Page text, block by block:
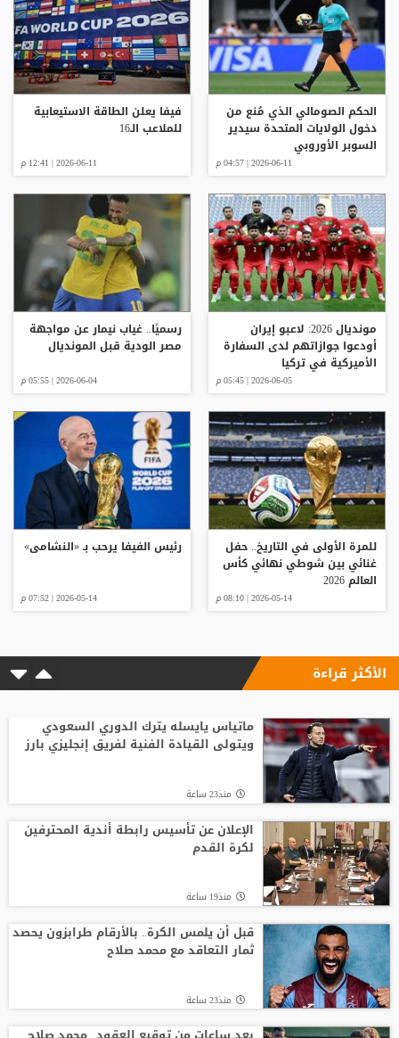
الحكم الصومالي الذي مُنع من
دخول الولايات المتحدة سيدير
السوبر الأوروبي
2026-06-11 | 04:57 م
فيفا يعلن الطاقة الاستيعابية
للملاعب الـ16
2026-06-11 | 12:41 م
مونديال 2026: لاعبو إيران
أودعوا جوازاتهم لدى السفارة
الأميركية في تركيا
2026-06-05 | 05:45 م
رسميًا.. غياب نيمار عن مواجهة
مصر الودية قبل المونديال
2026-06-04 | 05:55 م
للمرة الأولى في التاريخ.. حفل
غنائي بين شوطي نهائي كأس
العالم 2026
2026-05-14 | 08:10 م
رئيس الفيفا يرحب بـ «النشامى»
2026-05-14 | 07:52 م
الأكثر قراءة
ماتياس يايسله يترك الدوري السعودي
ويتولى القيادة الفنية لفريق إنجليزي بارز
منذ23 ساعة
الإعلان عن تأسيس رابطة أندية المحترفين
لكرة القدم
منذ19 ساعة
قبل أن يلمس الكرة.. بالأرقام طرابزون يحصد
ثمار التعاقد مع محمد صلاح
منذ23 ساعة